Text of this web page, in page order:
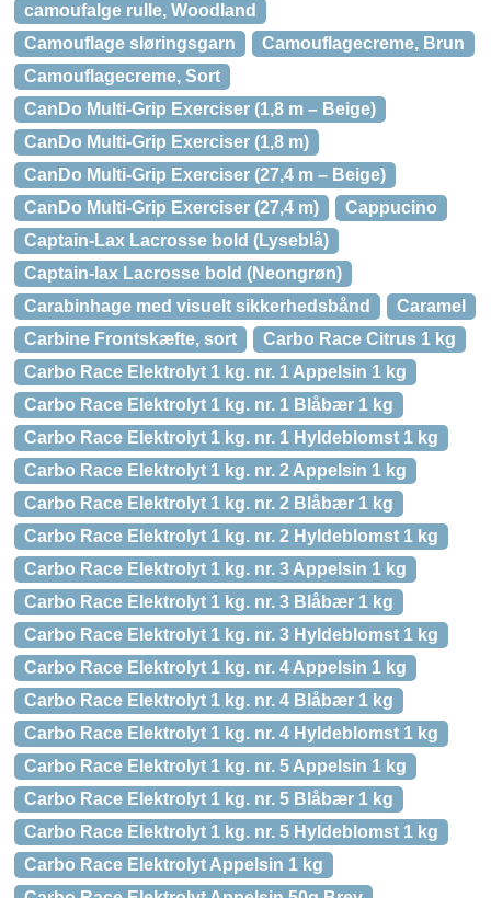
camoufalge rulle, Woodland
Camouflage sløringsgarn
Camouflagecreme, Brun
Camouflagecreme, Sort
CanDo Multi-Grip Exerciser (1,8 m – Beige)
CanDo Multi-Grip Exerciser (1,8 m)
CanDo Multi-Grip Exerciser (27,4 m – Beige)
CanDo Multi-Grip Exerciser (27,4 m)
Cappucino
Captain-Lax Lacrosse bold (Lyseblå)
Captain-lax Lacrosse bold (Neongrøn)
Carabinhage med visuelt sikkerhedsbånd
Caramel
Carbine Frontskæfte, sort
Carbo Race Citrus 1 kg
Carbo Race Elektrolyt 1 kg. nr. 1 Appelsin 1 kg
Carbo Race Elektrolyt 1 kg. nr. 1 Blåbær 1 kg
Carbo Race Elektrolyt 1 kg. nr. 1 Hyldeblomst 1 kg
Carbo Race Elektrolyt 1 kg. nr. 2 Appelsin 1 kg
Carbo Race Elektrolyt 1 kg. nr. 2 Blåbær 1 kg
Carbo Race Elektrolyt 1 kg. nr. 2 Hyldeblomst 1 kg
Carbo Race Elektrolyt 1 kg. nr. 3 Appelsin 1 kg
Carbo Race Elektrolyt 1 kg. nr. 3 Blåbær 1 kg
Carbo Race Elektrolyt 1 kg. nr. 3 Hyldeblomst 1 kg
Carbo Race Elektrolyt 1 kg. nr. 4 Appelsin 1 kg
Carbo Race Elektrolyt 1 kg. nr. 4 Blåbær 1 kg
Carbo Race Elektrolyt 1 kg. nr. 4 Hyldeblomst 1 kg
Carbo Race Elektrolyt 1 kg. nr. 5 Appelsin 1 kg
Carbo Race Elektrolyt 1 kg. nr. 5 Blåbær 1 kg
Carbo Race Elektrolyt 1 kg. nr. 5 Hyldeblomst 1 kg
Carbo Race Elektrolyt Appelsin 1 kg